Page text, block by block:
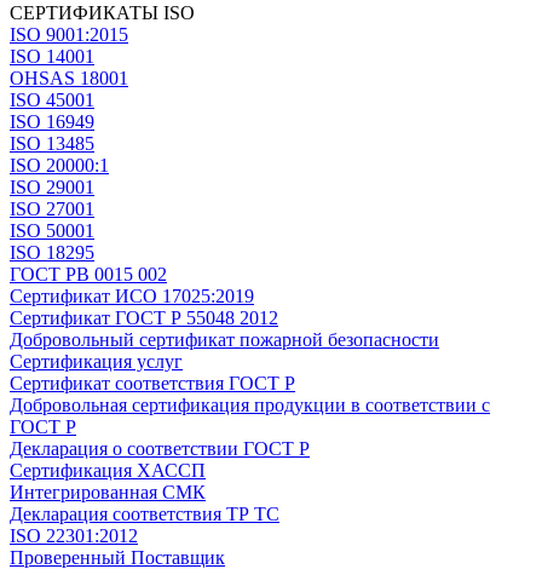
СЕРТИФИКАТЫ ISO
ISO 9001:2015
ISO 14001
OHSAS 18001
ISO 45001
ISO 16949
ISO 13485
ISO 20000:1
ISO 29001
ISO 27001
ISO 50001
ISO 18295
ГОСТ РВ 0015 002
Сертификат ИСО 17025:2019
Сертификат ГОСТ Р 55048 2012
Добровольный сертификат пожарной безопасности
Сертификация услуг
Сертификат соответствия ГОСТ Р
Добровольная сертификация продукции в соответствии с
ГОСТ Р
Декларация о соответствии ГОСТ Р
Сертификация ХАССП
Интегрированная СМК
Декларация соответствия ТР ТС
ISO 22301:2012
Проверенный Поставщик